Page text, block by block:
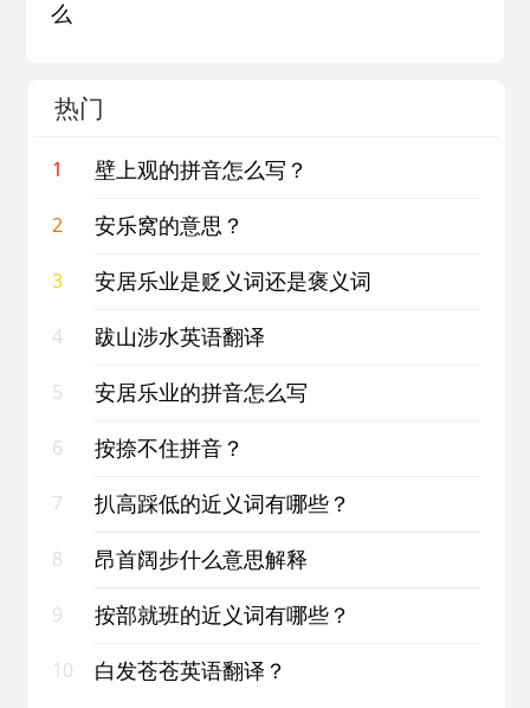
么
热门
1 壁上观的拼音怎么写？
2 安乐窝的意思？
3 安居乐业是贬义词还是褒义词
4 跋山涉水英语翻译
5 安居乐业的拼音怎么写
6 按捺不住拼音？
7 扒高踩低的近义词有哪些？
8 昂首阔步什么意思解释
9 按部就班的近义词有哪些？
10 白发苍苍英语翻译？